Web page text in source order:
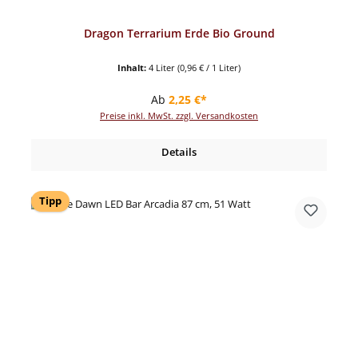
Dragon Terrarium Erde Bio Ground
Inhalt: 4 Liter (0,96 € / 1 Liter)
Regulärer Preis:
Ab 2,25 €*
Preise inkl. MwSt. zzgl. Versandkosten
Details
Tipp